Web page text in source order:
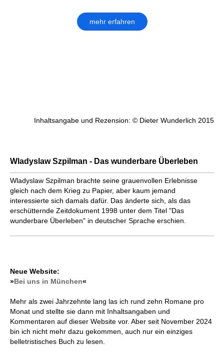
mehr erfahren
Inhaltsangabe und Rezension: © Dieter Wunderlich 2015
Wladyslaw Szpilman - Das wunderbare Überleben
Wladyslaw Szpilman brachte seine grauenvollen Erlebnisse
gleich nach dem Krieg zu Papier, aber kaum jemand
interessierte sich damals dafür. Das änderte sich, als das
erschütternde Zeitdokument 1998 unter dem Titel "Das
wunderbare Überleben" in deutscher Sprache erschien.
Neue Website:
»Bei uns in München«
Mehr als zwei Jahrzehnte lang las ich rund zehn Romane pro
Monat und stellte sie dann mit Inhaltsangaben und
Kommentaren auf dieser Website vor. Aber seit November 2024
bin ich nicht mehr dazu gekommen, auch nur ein einziges
belletristisches Buch zu lesen.